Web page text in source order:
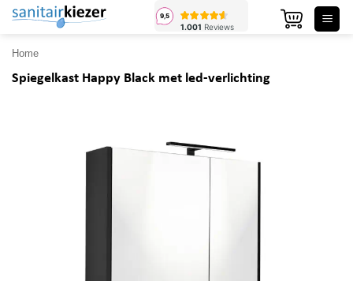
Ga
inhoud
Home
Spiegelkast Happy Black met led-verlichting